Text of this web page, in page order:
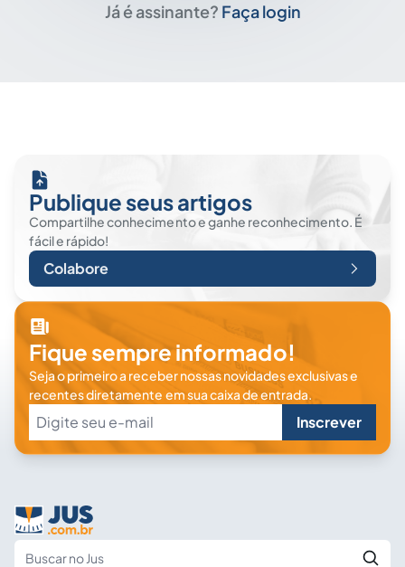
Já é assinante? Faça login
Publique seus artigos
Compartilhe conhecimento e ganhe reconhecimento. É
fácil e rápido!
Colabore
Fique sempre informado!
Seja o primeiro a receber nossas novidades exclusivas e
recentes diretamente em sua caixa de entrada.
Inscrever